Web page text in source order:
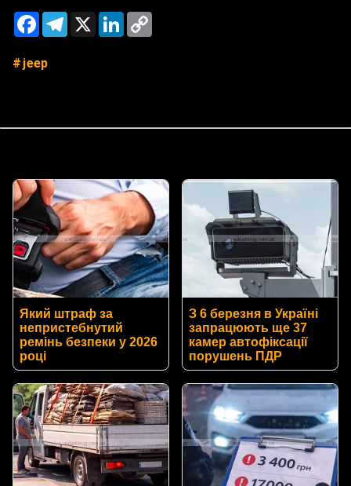
FacebookTelegram
X LinkedIn
jeep
Який штраф за
непристебнутий
ремінь безпеки у 2026
році
З 6 березня в Україні
запрацюють ще 37
камер автофіксації
порушень ПДР